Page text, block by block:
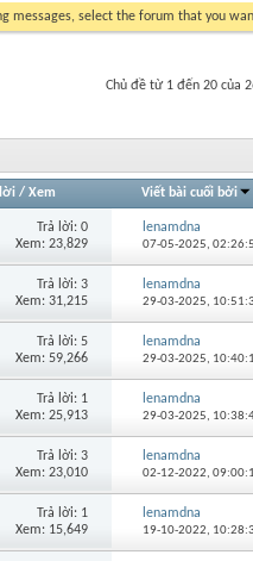
messages, select the forum that you
Chủ đề từ 1 đến 20 của
/ Xem Viết bài cuối bởi
Trả lời: 0
Xem: 23,829
lenamdna
07-05-2025,
Trả lời: 3
Xem: 31,215
lenamdna
29-03-2025,
Trả lời: 5
Xem: 59,266
lenamdna
29-03-2025,
Trả lời: 1
Xem: 25,913
lenamdna
29-03-2025,
Trả lời: 3
Xem: 23,010
lenamdna
02-12-2022,
Trả lời: 1
Xem: 15,649
lenamdna
19-10-2022,